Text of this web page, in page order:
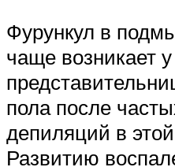
Фурункул в
чаще возникает у
пола после
депиляций в
Развитию